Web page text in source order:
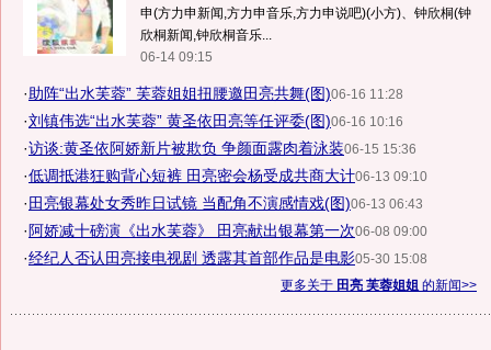
申(方力申新闻,方力申音乐,方力申说吧)(小方)、钟欣桐(钟
欣桐新闻,钟欣桐音乐...
06-14 09:15
·助阵“出水芙蓉” 芙蓉姐姐扭腰邀田亮共舞(图)06-16 11:28
·刘镇伟选“出水芙蓉” 黄圣依田亮等任评委(图)06-16 10:16
·访谈:黄圣依阿娇新片被欺负 争颜面露肉着泳装06-15 15:36
·低调抵港狂购背心短裤 田亮密会杨受成共商大计06-13 09:10
· 田亮银幕处女秀昨日试镜 当配角不演感情戏(图)06-13 06:43
· 阿娇减十磅演《出水芙蓉》 田亮献出银幕第一次06-08 09:00
·经纪人否认田亮接电视剧 透露其首部作品是电影05-30 15:08
更多关于 田亮 芙蓉姐姐 的新闻>>